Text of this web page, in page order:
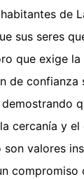
de
sus seres
que exige
de confianza
cercanía y
valores